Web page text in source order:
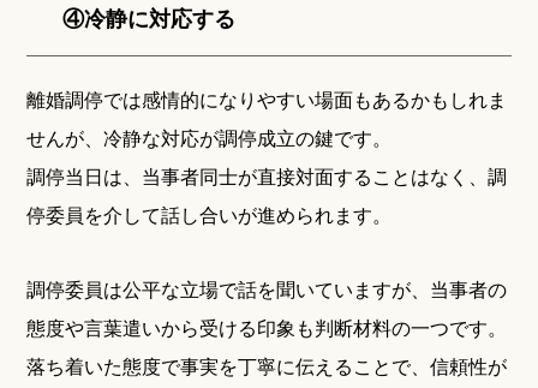
④冷静に対応する
離婚調停では感情的になりやすい場面もあるかもしれま
せんが、冷静な対応が調停成立の鍵です。
調停当日は、当事者同士が直接対面することはなく、調
停委員を介して話し合いが進められます。
調停委員は公平な立場で話を聞いていますが、当事者の
態度や言葉遣いから受ける印象も判断材料の一つです。
落ち着いた態度で事実を丁寧に伝えることで、信頼性が